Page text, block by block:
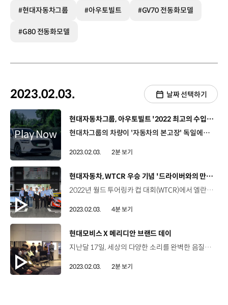
#현대자동차그룹 #아우토빌트 #GV70 전동화모델
#G80 전동화모델
2023.02.03. 날짜 선택하기
[동영상]
현대자동차그룹, 아우토빌트 '2022 최고의 수입차’ 석권
현대차그룹의 차량이 '자동차의 본고장' 독일에서 정상에 올랐습니다! 바로 독일 최고 권위의 자동차 전문 매체 '아우토빌트'의 '2022 최고의 수입차'에 이름을 올린 건데요. 7개의 차급 중 제네시스 GV70 전동화 모델, G80 전동화 모델, 베이온, 씨드까지 무려 4개의 차량이 선정되며 세계적인 자동차 브랜드를 보유한 독일 시장에서 입지를 단단히 다진 현대차그룹! '아우토빌트'는 GV70 전동화 모델에 “'액티브 로드 노이즈 컨트롤'로 달성한 정숙한 실내가 인상적”이란 평가와 함께, G80 전동화 모델은 ‘우아한 브랜드 대표’라고 평가하며 찬사를 아끼지 않았습니다. 더불어 유럽 고객이 원하는 최적의 차량을 선보이기 위해 철저한 시장조사를 거쳐 완성된 현대차·기아의 현지 전략 모델, 베이온과 씨드 역시 나란히 선정됐는데요. '자동차의 본고장' 독일에서 현대차는 10만 5천여 대, 기아는 7만 6천여 대 판매를 거두며 활약하고 있는 현대차그룹. 앞으로의 활약도 응원하겠습니다!
2023.02.03. 2분 보기
[동영상]
현대자동차, WTCR 우승 기념 '드라이버와의 만남' 개최
2022년 월드 투어링카 컵 대회(WTCR)에서 엘란트라N TCR 차량으로 팀과 드라이버 부문 ‘더블 챔피언’에 오른 미켈 아즈코나 선수와 레이싱팀이 한국을 방문했습니다. 현대차그룹 임직원들과 모터스포츠 세계에서 벌어지는 생생한 이야기를 나누고, 우승 차량 전시를 비롯해 WTCR을 직접 체험할 수 있는 ‘시뮬레이션 레이싱’ 등 다양한 이벤트도 열렸는데요. 그 현장으로 함께 가보시죠! 조창훈 매니저 / PR기획팀현대자동차그룹 양재 본사 로비에 ‘N’ 로고가 선명한 엘란트라 N TCR(국내명 아반떼 N TCR) 경주차가 등장했습니다. 지난해 ‘월드 투어링카 컵 대회(WTCR)’ 더블 챔피언의 쾌거를 임직원들과 함께 기념하고, 고성능 브랜드 N을 더욱 널리 알리기 위한 겁니다. 프로 레이싱팀이 자동차 제조사의 경주차를 구매해 참가하는 ‘커스터머 레이싱’ 대회인 WTCR에서 ‘BRC 현대 N 스쿼드라 코르세(BRC Hyundai N Squadra Corse, 이탈리아)’팀은 지난해 현대차 엘란트라 N TCR 차량을 앞세워 드라이버와 팀 부문 우승을 모두 거머쥐었습니다. 틸 바텐베르크 상무 / 현대자동차 N브랜드 매니지먼트 모터스포츠 사업부‘N’은 즐거운 브랜드입니다. 2022 WTCR 드라이버 및 팀 부문 종합 우승을 달성하게 돼 기쁩니다. 현대자동차 경주차가 WTCR ‘더블 챔피언’에 오른 건 WTCR 대회가 막을 올린 지난 2018년 이후 두 번째입니다. 이를 기념하기 위해 우승 드라이버 미켈 아즈코나 선수를 비롯해 2019 챔피언인 노버트 미첼리즈 선수, 전설적인 드라이버이자 WTCR 초대 챔피언인 가브리엘 타퀴니 감독 등 팀 관계자들을 초청했습니다. 지난 1일 열린 간담회 자리에서 방한한 모터스포츠 관계자들은 ‘WTCR 최정상’이라는 대기록에 숨겨진 뒷이야기와 현대차 경주차의 기술력과 성능 등에 대해 이야기했고, 현장에 참석한 임직원들은 다양한 질문을 쏟아내며 뜨거운 관심을 나타냈습니다. 김세용 책임매니저 / 현대자동차 생기기획팀자율주행하고 여러분들 실제 드라이버하고 경주했을 때 이길 자신이 있는지 궁금합니다. 미켈 아즈코나 선수 / BRC 현대 N 스쿼드라 코르세물론입니다. 레이싱은 단순히 빨리 달리기만 하면 되는 것이 아니라 좋은 팀과 동료들 그리고 좋은 전략이 늘 필요하기 때문입니다. 선수들은 오는 4월부터 완전히 새로운 운영 방식으로 치러지는 TCR 월드 투어에 임하는 각오도 밝혔습니다. 가브리엘 타퀴니 감독 / BRC 현대 N 스쿼드라 코르세다른 국가들 그리고 다른 트랙에서 레이싱을 펼치겠지만 여전히 목표는 같습니다. 우리는 또다시 우승하길 원하고 그에 맞춰 준비를 해나가고 있습니다. 차량 및 트로피 전시 이외에도 임직원을 대상으로 한 시뮬레이션 레이싱 대회인 ‘N 타임 어택 챌린지’ 행사도 오는 10일까지 진행됩니다. 화면 속으로 고스란히 옮겨진 엘란트라N TCR 차량을 10분간 주행해 가장 빠른 랩타임을 측정하고, 데일리 베스트 드라이버와 최종 1, 2, 3위에게는 별도의 N 브랜드 굿즈가 상품으로 주어질 예정입니다. 대회는 현대 N페스티벌 공식 유튜브 채널을 통해 실시간 중계도 이뤄진다고 하니까요. 임직원분들의 많은 참가와 현대 모터스포츠팀에 대한 지속적인 응원 부탁드리겠습니다. 지금까지 HMG TV NEWS였습니다.
2023.02.03. 4분 보기
[동영상]
현대모비스 X 메리디안 브랜드 데이
지난달 17일, 세상의 다양한 소리를 완벽한 음질로 만날 수 있는 자리가 마련됐습니다. 바로 현대모비스의 '모비스 메리디안 브랜드 데이' 행사가 진행된 건데요. 종로 센트로폴리스 라운지, EV6 언플러그드 그라운드 성수에서 진행된 이번 행사에서는 40년 전통의 브랜드 히스토리와 아이덴티티가 전달됐고, QA 시간을 통해 고객의 피드백을 교환할 수 있는 시간이 주어졌는데요. 이성훈 상무 / 현대모비스 영업지원담당이번 메리디안 브랜드 데이를 통해서 고객들께서 메리디안 브랜드에 대한 설명과 체험을 통해 이해를 높이고 그 가치에 대한 신뢰를 얻을 것으로 기대합니다. 무엇보다 이번 행사에서는 현대모비스의 시스템 설계 노하우에 메리디안의 기술이 제휴된 사운드를 고객들이 직접 경험할 수 있었는데요. 고객들은 기아 K8과 EV6에 장착된 프리미엄 사운드 시스템을 체험하며, 올해 론칭 예정인 EV9에 탑재될 메리디안 사운드 시스템에 대한 기대감을 높일 수 있었습니다! John Buchanan / Meridian Audio 대표이사기아와 함께하고 EV6를 경험해 볼 수 있어서 좋았습니다. 그리고 우리가 함께 한 다른 것들, 또 앞으로 함께 해나갈 수 있는 것들에 대한 이야기를 나눌 수 있었습니다. 좋은 사람과 훌륭한 발표, 그리고 행사에 특별함을 더해준 라이브 음악 공연 또한 매우 즐거웠습니다. Gregor Krumboeck / 기아 오스트리아 판매법인 Marketing현대모비스와 함께한 ‘모비스 메리디안 브랜드 데이’는 아주 만족스러웠습니다. EV6 언플러그드 그라운드 성수에서 다양한 소식과 정보 등을 얻으며 즐거운 경험을 할 수 있었습니다. 다양한 기업과 협업을 이어가고 있는 현대모비스의 행보를 앞으로도 기대해 주세요~!
2023.02.03. 2분 보기